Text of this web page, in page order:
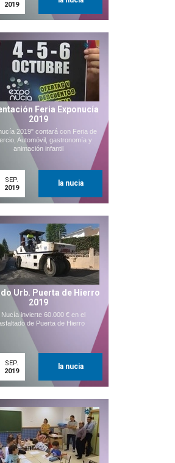
2019
Feria Exponucía
2019
2019" contará con Feria de
Automóvil, gastronomía y
animación infantil
SEP.
2019
la nucia
Urb. Puerta de Hierro
2019
Nucía invierte 60.000 € en el
de Puerta de Hierro
SEP.
2019
la nucia